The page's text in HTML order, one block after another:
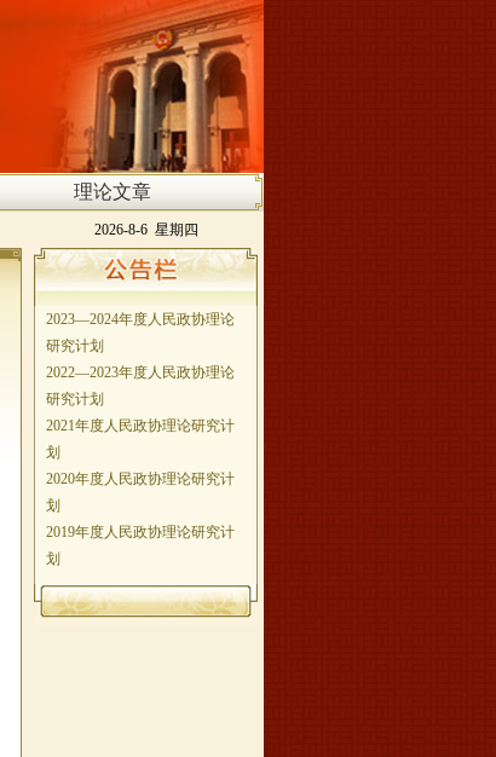
理论文章
2026-8-6 星期四
2023—2024年度人民政协理论
研究计划
2022—2023年度人民政协理论
研究计划
2021年度人民政协理论研究计
划
2020年度人民政协理论研究计
划
2019年度人民政协理论研究计
划